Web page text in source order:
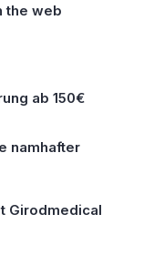
the web
ab 150€
namhafter
Girodmedical